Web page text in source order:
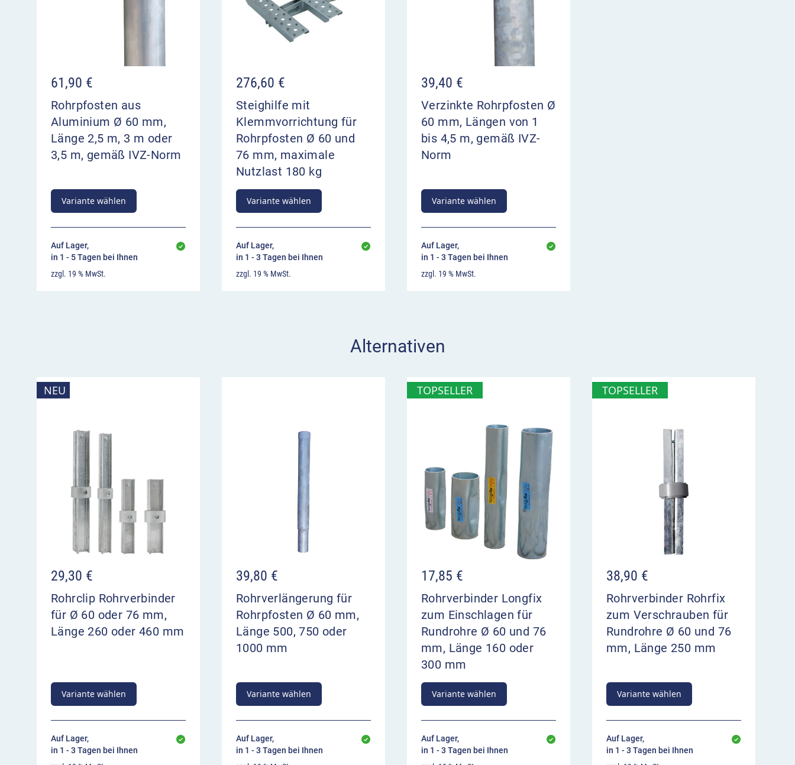
61,90 €
Rohrpfosten aus
Aluminium Ø 60 mm,
Länge 2,5 m, 3 m oder
3,5 m, gemäß IVZ-Norm
Variante wählen
Auf Lager,
in 1 - 5 Tagen bei Ihnen
zzgl. 19 % MwSt.
276,60 €
Steighilfe mit
Klemmvorrichtung für
Rohrpfosten Ø 60 und
76 mm, maximale
Nutzlast 180 kg
Variante wählen
Auf Lager,
in 1 - 3 Tagen bei Ihnen
zzgl. 19 % MwSt.
39,40 €
Verzinkte Rohrpfosten Ø
60 mm, Längen von 1
bis 4,5 m, gemäß IVZ-
Norm
Variante wählen
Auf Lager,
in 1 - 3 Tagen bei Ihnen
zzgl. 19 % MwSt.
Alternativen
NEU
29,30 €
Rohrclip Rohrverbinder
für Ø 60 oder 76 mm,
Länge 260 oder 460 mm
Variante wählen
Auf Lager,
in 1 - 3 Tagen bei Ihnen
39,80 €
Rohrverlängerung für
Rohrpfosten Ø 60 mm,
Länge 500, 750 oder
1000 mm
Variante wählen
Auf Lager,
in 1 - 3 Tagen bei Ihnen
TOPSELLER
17,85 €
Rohrverbinder Longfix
zum Einschlagen für
Rundrohre Ø 60 und 76
mm, Länge 160 oder
300 mm
Variante wählen
Auf Lager,
in 1 - 3 Tagen bei Ihnen
TOPSELLER
38,90 €
Rohrverbinder Rohrfix
zum Verschrauben für
Rundrohre Ø 60 und 76
mm, Länge 250 mm
Variante wählen
Auf Lager,
in 1 - 3 Tagen bei Ihnen